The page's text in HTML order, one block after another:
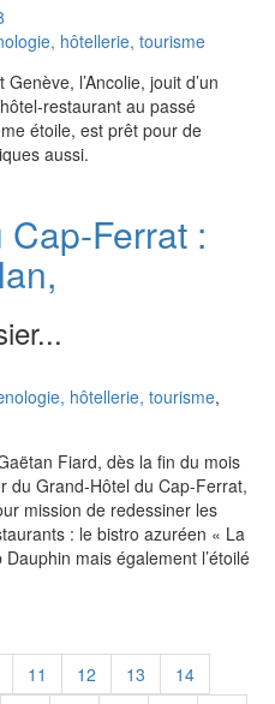
hôtellerie, tourisme
l’Ancolie, jouit d’un
restaurant au passé
étoile, est prêt pour de
aussi.
Ferrat :
hôtellerie, tourisme,
Fiard, dès la fin du mois
du Grand-Hôtel du Cap-Ferrat,
mission de redessiner les
: le bistro azuréen « La
mais également l’étoilé
11 12 13
14